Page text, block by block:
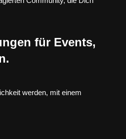
für Events,
werden, mit einem